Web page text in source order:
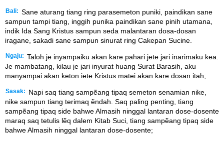
Bali: Sane aturang tiang ring parasemeton puniki, paindikan sane
sampun tampi tiang, inggih punika paindikan sane pinih utamana,
indik Ida Sang Kristus sampun seda malantaran dosa-dosan
iragane, sakadi sane sampun sinurat ring Cakepan Sucine.
Ngaju: Taloh je inyampaiku akan kare pahari jete jari inarimaku kea.
Je mambatang, kilau je jari inyurat huang Surat Barasih, aku
manyampai akan keton iete Kristus matei akan kare dosan itah;
Sasak:
Napi saq tiang sampẽang tipaq semeton senamian nike,
nike sampun tiang terimaq ẽndah. Saq paling penting, tiang
sampẽang tipaq side bahwe Almasih ninggal lantaran dose-dosente
maraq saq tetulis lẽq dalem Kitab Suci, tiang sampẽang tipaq side
bahwe Almasih ninggal lantaran dose-dosente;